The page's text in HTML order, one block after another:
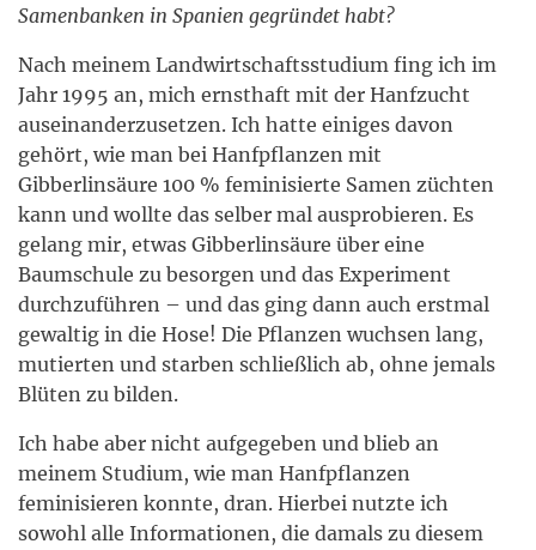
Samenbanken in Spanien gegründet habt?
Nach meinem Landwirtschaftsstudium fing ich im
Jahr 1995 an, mich ernsthaft mit der Hanfzucht
auseinanderzusetzen. Ich hatte einiges davon
gehört, wie man bei Hanfpflanzen mit
Gibberlinsäure 100 % feminisierte Samen züchten
kann und wollte das selber mal ausprobieren. Es
gelang mir, etwas Gibberlinsäure über eine
Baumschule zu besorgen und das Experiment
durchzuführen – und das ging dann auch erstmal
gewaltig in die Hose! Die Pflanzen wuchsen lang,
mutierten und starben schließlich ab, ohne jemals
Blüten zu bilden.
Ich habe aber nicht aufgegeben und blieb an
meinem Studium, wie man Hanfpflanzen
feminisieren konnte, dran. Hierbei nutzte ich
sowohl alle Informationen, die damals zu diesem